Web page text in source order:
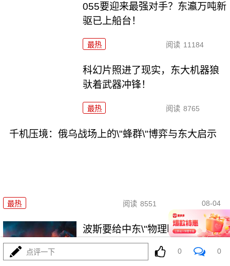
055要迎来最强对手？东瀛万吨新
驱已上船台！
最热 阅读 11184
科幻片照进了现实，东大机器狼
驮着武器冲锋！
最热 阅读 8765
千机压境：俄乌战场上的\"蜂群\"博弈与东大启示
最热 阅读 8551 08-04
波斯要给中东\"物理断网\"，特朗
普忙递橄榄枝？
点评一下 0 0